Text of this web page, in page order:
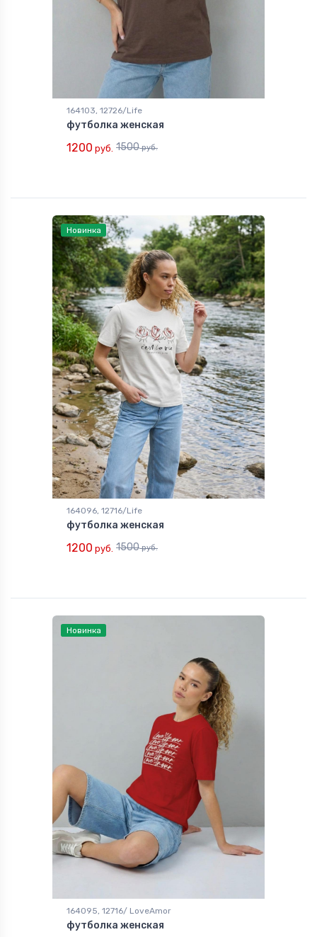
164103, 12726/Life
футболка женская
1200 руб. 1500руб.
Новинка
164096, 12716/Life
футболка женская
1200 руб. 1500руб.
Новинка
164095, 12716/ LoveAmor
футболка женская